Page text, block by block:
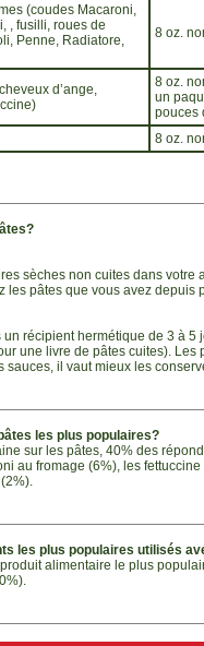
(coudes Macaroni,
, fusilli, roues de
Penne, Radiatore,
8 oz.
d’ange,
8 oz.
un
pouces
8 oz.
sèches non cuites dans
les pâtes que vous avez depuis
récipient hermétique de 3 à
une livre de pâtes cuites).
sauces, il vaut mieux les
les plus populaires?
sur les pâtes, 40% des
au fromage (6%), les
les plus populaires utilisés
alimentaire le plus